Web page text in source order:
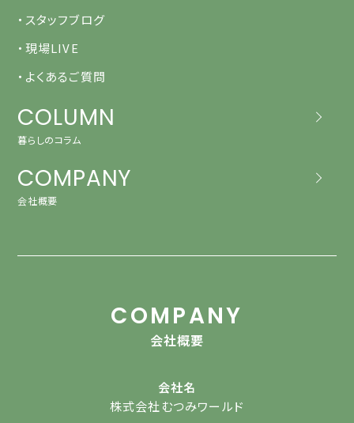
・スタッフブログ
・現場LIVE
・よくあるご質問
COLUMN
暮らしのコラム
COMPANY
会社概要
COMPANY
会社概要
会社名
株式会社むつみワールド